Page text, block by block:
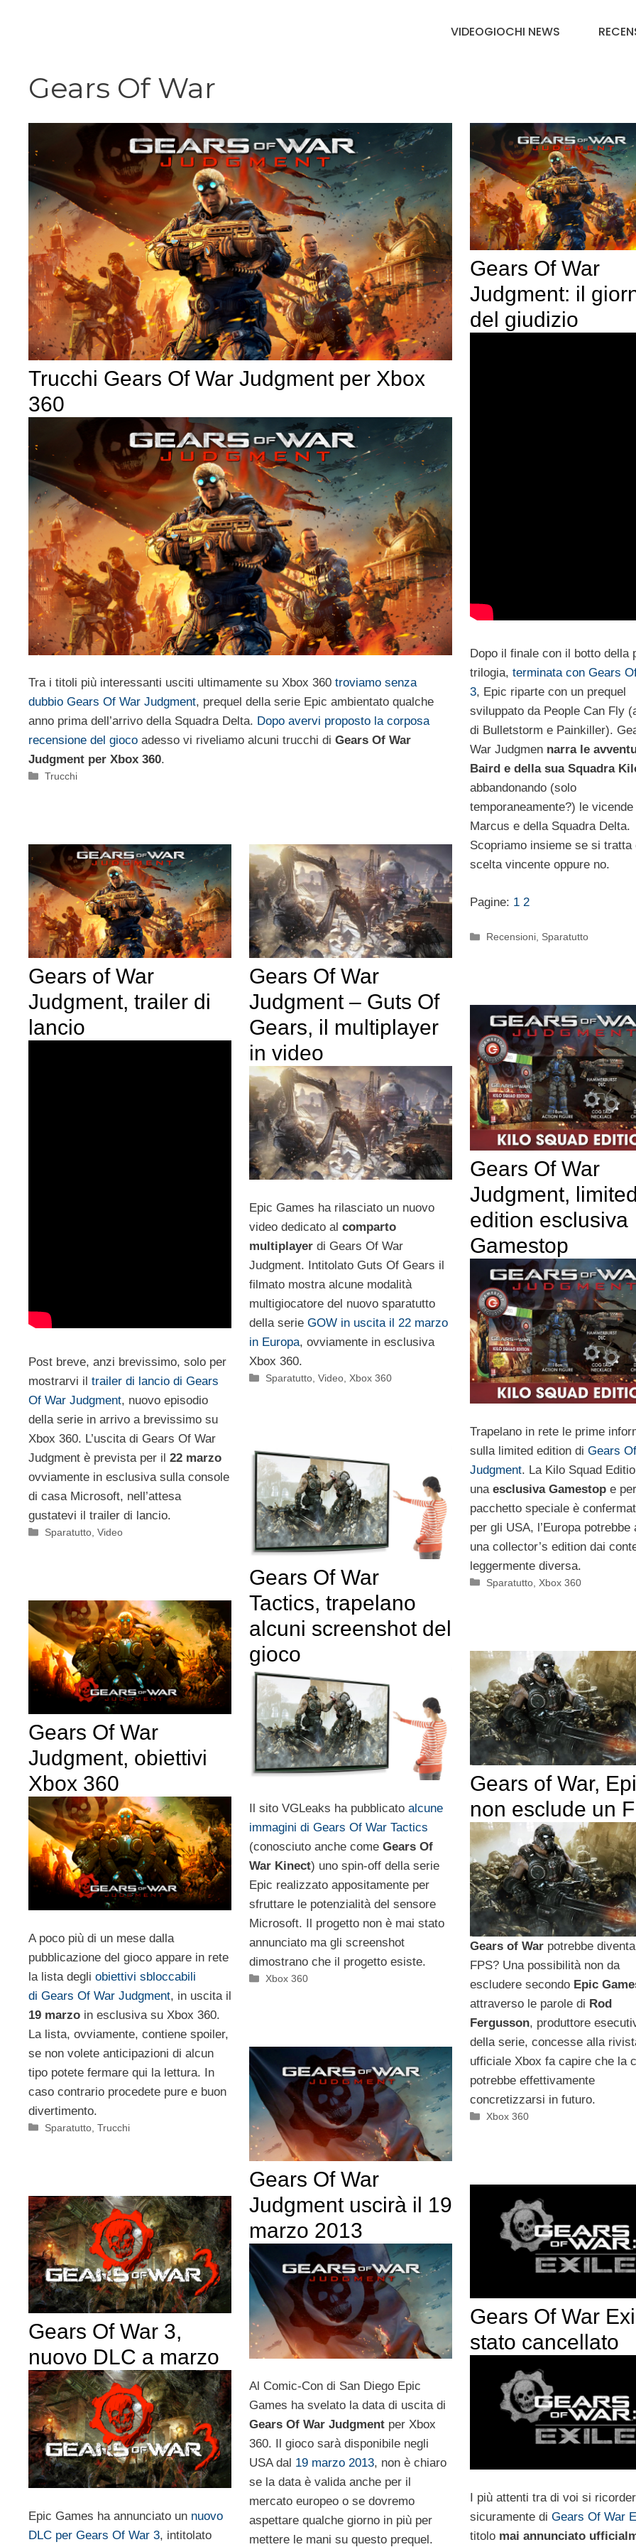
VIDEOGIOCHI NEWS
Gears Of War
Trucchi Gears Of War Judgment per Xbox
360
Tra i titoli più interessanti usciti ultimamente su Xbox 360 troviamo senza
dubbio Gears Of War Judgment, prequel della serie Epic ambientato qualche
anno prima dell’arrivo della Squadra Delta. Dopo avervi proposto la corposa
recensione del gioco adesso vi riveliamo alcuni trucchi di Gears Of War
Judgment per Xbox 360.
Categorie
Trucchi
Gears Of War
Judgment: il
del giudizio
Dopo il finale con il botto della
trilogia, terminata con Gears
3, Epic riparte con un prequel
sviluppato da People Can Fly
di Bulletstorm e Painkiller).
War Judgmen narra le
Baird e della sua Squadra
abbandonando (solo
temporaneamente?) le vicende
Marcus e della Squadra Delta.
Scopriamo insieme se si tratta
scelta vincente oppure no.
Pagine: 1 2
Categorie
Recensioni, Sparatutto
Gears of War
Judgment, trailer di
lancio
Post breve, anzi brevissimo, solo per
mostrarvi il trailer di lancio di Gears
Of War Judgment, nuovo episodio
della serie in arrivo a brevissimo su
Xbox 360. L’uscita di Gears Of War
Judgment è prevista per il 22 marzo
ovviamente in esclusiva sulla console
di casa Microsoft, nell’attesa
gustatevi il trailer di lancio.
Categorie
Sparatutto ,Video
Gears Of War
Judgment – Guts Of
Gears, il multiplayer
in video
Epic Games ha rilasciato un nuovo
video dedicato al comparto
multiplayerdi Gears Of War
Judgment. Intitolato Guts Of Gears il
filmato mostra alcune modalità
multigiocatore del nuovo sparatutto
della serie GOW in uscita il 22 marzo
in Europa, ovviamente in esclusiva
Xbox 360.
Categorie
Sparatutto ,Video Xbox 360
Gears Of War
Judgment,
edition esclusiva
Gamestop
Trapelano in rete le prime
sulla limited edition di Gears
Judgment. La Kilo Squad
unaesclusiva Gamestope
pacchetto speciale è
per gli USA, l’Europa potrebbe
una collector’s edition dai
leggermente diversa.
Categorie
Sparatutto Xbox 360
Gears Of War
Tactics, trapelano
alcuni screenshot del
gioco
Il sito VGLeaks ha pubblicato alcune
immagini di Gears Of War Tactics
(conosciuto anche come Gears Of
War Kinect) uno spin-off della serie
Epic realizzato appositamente per
sfruttare le potenzialità del sensore
Microsoft. Il progetto non è mai stato
annunciato ma gli screenshot
dimostrano che il progetto esiste.
Categorie
Xbox 360
Gears Of War
Judgment, obiettivi
Xbox 360
A poco più di un mese dalla
pubblicazione del gioco appare in rete
la lista degli obiettivi sbloccabili
di Gears Of War Judgment, in uscita il
19 marzo in esclusiva su Xbox 360.
La lista, ovviamente, contiene spoiler,
se non volete anticipazioni di alcun
tipo potete fermare qui la lettura. In
caso contrario procedete pure e buon
divertimento.
Categorie
Sparatutto ,Trucchi
Gears of War,
non esclude un
Gears of Warpotrebbe
FPS? Una possibilità non da
escludere secondo Epic
attraverso le parole di Rod
Fergusson, produttore
della serie, concesse alla
ufficiale Xbox fa capire che la
potrebbe effettivamente
concretizzarsi in futuro.
Categorie
Xbox 360
Gears Of War
Judgment uscirà il 19
marzo 2013
Al Comic-Con di San Diego Epic
Games ha svelato la data di uscita di
Gears Of War Judgmentper Xbox
360. Il gioco sarà disponibile negli
USA dal 19 marzo 2013, non è chiaro
se la data è valida anche per il
mercato europeo o se dovremo
aspettare qualche giorno in più per
mettere le mani su questo prequel.
Gears Of War
stato cancellato
I più attenti tra di voi si
sicuramente di Gears Of War
titolo mai annunciato
Gears Of War 3,
nuovo DLC a marzo
Epic Games ha annunciato un nuovo
DLC per Gears Of War 3, intitolato